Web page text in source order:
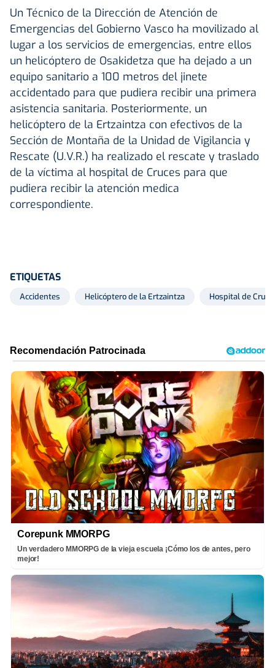
Un Técnico de la Dirección de Atención de
Emergencias del Gobierno Vasco ha movilizado al
lugar a los servicios de emergencias, entre ellos
un helicóptero de Osakidetza que ha dejado a un
equipo sanitario a 100 metros del jinete
accidentado para que pudiera recibir una primera
asistencia sanitaria. Posteriormente, un
helicóptero de la Ertzaintza con efectivos de la
Sección de Montaña de la Unidad de Vigilancia y
Rescate (U.V.R.) ha realizado el rescate y traslado
de la víctima al hospital de Cruces para que
pudiera recibir la atención medica
correspondiente.
ETIQUETAS
Accidentes Helicóptero de la Ertzaintza Hospital de
Corepunk MMORPG
Un verdadero MMORPG de la vieja escuela ¡Cómo los de antes, pero
mejor!